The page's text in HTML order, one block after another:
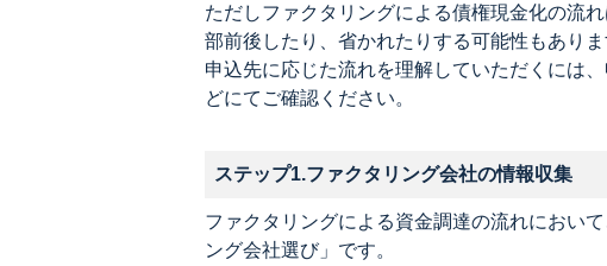
ただしファクタリングによる債権現金化の流
部前後したり、省かれたりする可能性もありま
申込先に応じた流れを理解していただくには
どにてご確認ください。
ステップ1.ファクタリング会社の情報収集
ファクタリングによる資金調達の流れにおい
ング会社選び」です。